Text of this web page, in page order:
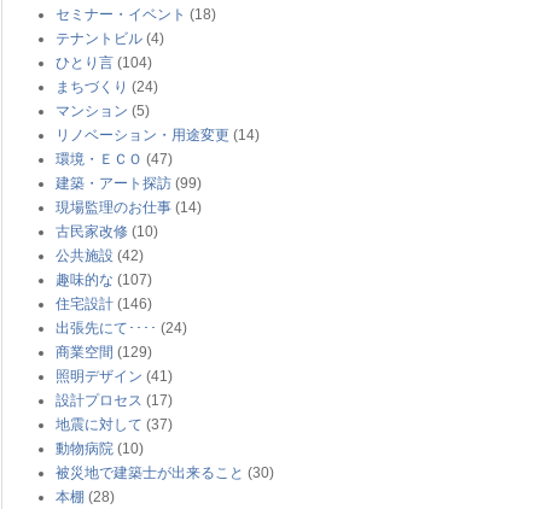
セミナー・イベント (18)
テナントビル (4)
ひとり言 (104)
まちづくり (24)
マンション (5)
リノベーション・用途変更 (14)
環境・ＥＣＯ (47)
建築・アート探訪 (99)
現場監理のお仕事 (14)
古民家改修 (10)
公共施設 (42)
趣味的な (107)
住宅設計 (146)
出張先にて････ (24)
商業空間 (129)
照明デザイン (41)
設計プロセス (17)
地震に対して (37)
動物病院 (10)
被災地で建築士が出来ること (30)
本棚 (28)